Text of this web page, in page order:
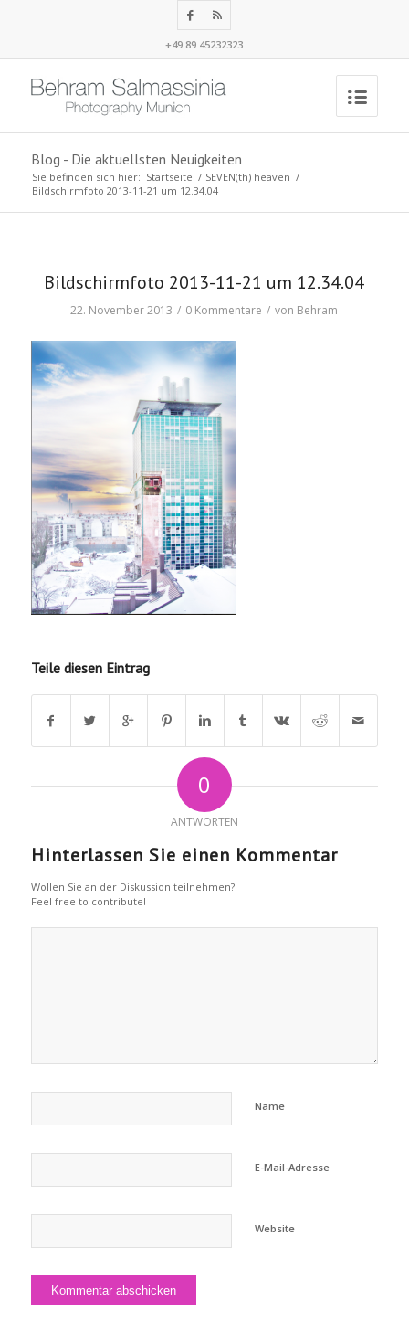
+49 89 45232323
Blog - Die aktuellsten Neuigkeiten
Sie befinden sich hier: Startseite / SEVEN(th) heaven /
Bildschirmfoto 2013-11-21 um 12.34.04
Bildschirmfoto 2013-11-21 um 12.34.04
22. November 2013 / 0 Kommentare / von Behram
Teile diesen Eintrag
0
ANTWORTEN
Hinterlassen Sie einen Kommentar
Wollen Sie an der Diskussion teilnehmen?
Feel free to contribute!
Name
E-Mail-Adresse
Website